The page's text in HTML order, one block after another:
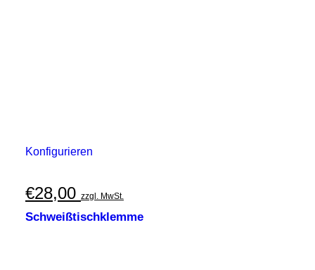
Konfigurieren
€28,00 zzgl. MwSt.
Schweißtischklemme